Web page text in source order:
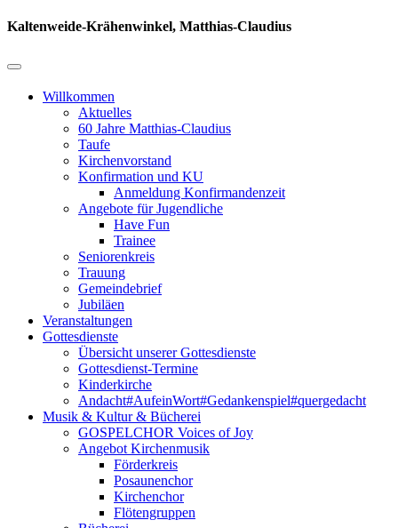
Kaltenweide-Krähenwinkel, Matthias-Claudius
Willkommen
Aktuelles
60 Jahre Matthias-Claudius
Taufe
Kirchenvorstand
Konfirmation und KU
Anmeldung Konfirmandenzeit
Angebote für Jugendliche
Have Fun
Trainee
Seniorenkreis
Trauung
Gemeindebrief
Jubiläen
Veranstaltungen
Gottesdienste
Übersicht unserer Gottesdienste
Gottesdienst-Termine
Kinderkirche
Andacht#AufeinWort#Gedankenspiel#quergedacht
Musik & Kultur & Bücherei
GOSPELCHOR Voices of Joy
Angebot Kirchenmusik
Förderkreis
Posaunenchor
Kirchenchor
Flötengruppen